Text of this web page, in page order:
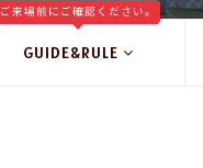
GUIDE&RULE
ご来場前にご確認ください。